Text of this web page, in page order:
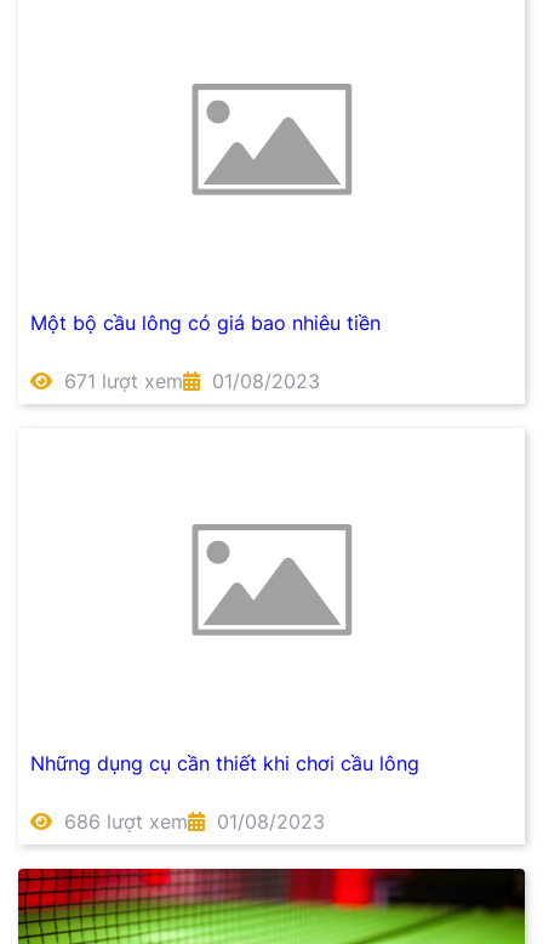
Một bộ cầu lông có giá bao nhiêu tiền
671 lượt xem 01/08/2023
Những dụng cụ cần thiết khi chơi cầu lông
686 lượt xem 01/08/2023